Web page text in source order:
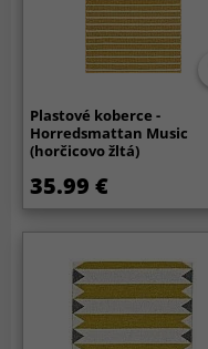
Plastové koberce -
Horredsmattan Music
(horčicovo žltá)
35.99 €